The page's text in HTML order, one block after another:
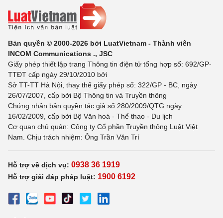
Bản quyền © 2000-2026 bởi LuatVietnam - Thành viên
INCOM Communications ., JSC
Giấy phép thiết lập trang Thông tin điện tử tổng hợp số: 692/GP-
TTĐT cấp ngày 29/10/2010 bởi
Sở TT-TT Hà Nội, thay thế giấy phép số: 322/GP - BC, ngày
26/07/2007, cấp bởi Bộ Thông tin và Truyền thông
Chứng nhận bản quyền tác giả số 280/2009/QTG ngày
16/02/2009, cấp bởi Bộ Văn hoá - Thể thao - Du lịch
Cơ quan chủ quản: Công ty Cổ phần Truyền thông Luật Việt
Nam. Chịu trách nhiệm: Ông Trần Văn Trí
Hỗ trợ về dịch vụ: 0938 36 1919
Hỗ trợ giải đáp pháp luật: 1900 6192